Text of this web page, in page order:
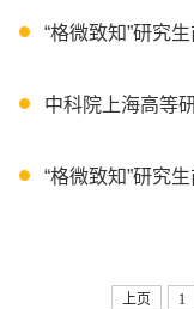
“格微致知”研究
中科院上海高等研究院与国家蛋白质科学研究
“格微致知”研究
上页 1